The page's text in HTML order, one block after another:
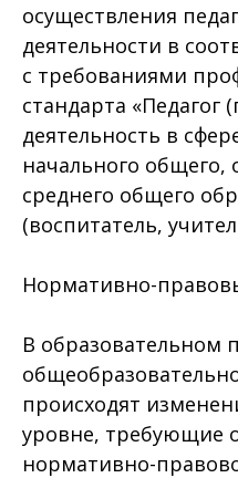
осуществления
деятельности в
с требованиями
стандарта «Педагог
деятельность в
начального общего,
среднего общего
(воспитатель,
Нормативно-
В образовательном
происходят
уровне, требующие
нормативно-